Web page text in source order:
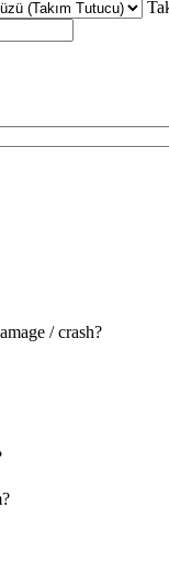
/ crash?